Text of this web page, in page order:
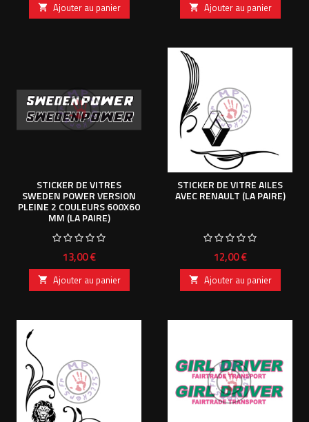
 Ajouter au panier  Ajouter au panier
STICKER DE VITRES
SWEDEN POWER VERSION
PLEINE 2 COULEURS 600X60
MM (LA PAIRE)
Prix
13,00 €
 Ajouter au panier
STICKER DE VITRE AILES
AVEC RENAULT (LA PAIRE)
Prix
12,00 €
 Ajouter au panier